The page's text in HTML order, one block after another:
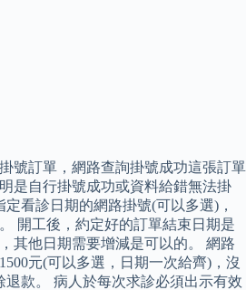
號訂單，網路查詢掛號成功這張訂單
是自行掛號成功或資料給錯無法掛
看診日期的網路掛號(可以多選)，
開工後，約定好的訂單結束日期是
其他日期需要增減是可以的。 網路
元(可以多選，日期一次給齊)，沒
退款。 病人於每次求診必須出示有效